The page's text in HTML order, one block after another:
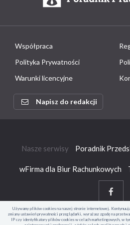
Współpraca
Polityka Prywatności
Warunki licencyjne
Napisz do redakcji
Nasze serwisy Poradnik
wFirma dla Biur Rachunkowych
Używamy plików cookies na naszej stronie internetowej.
zmiany ustawień prywatności przeglądarki, wyrażasz zgodę na
IP czy identyfikatory plików cookies w celach marketingowych, w